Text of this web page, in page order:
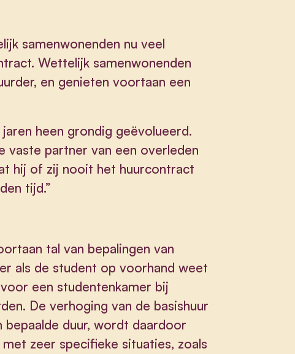
samenwonenden nu veel
Wettelijk samenwonenden
en genieten voortaan een
heen grondig geëvolueerd.
vaste partner van een overleden
hij of zij nooit het huurcontract
tijd.”
tal van bepalingen van
als de student op voorhand weet
een studentenkamer bij
De verhoging van de basishuur
duur, wordt daardoor
zeer specifieke situaties, zoals